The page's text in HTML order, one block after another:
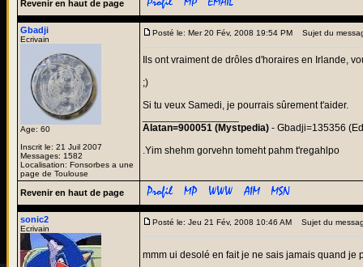
Revenir en haut de page
Gbadji
Ecrivain
Age: 60
Inscrit le: 21 Juil 2007
Messages: 1582
Localisation: Fonsorbes a une
page de Toulouse
Posté le: Mer 20 Fév, 2008 19:54 PM Sujet du
Ils ont vraiment de drôles d'horaires en Irlande,
;)
Si tu veux Samedi, je pourrais sûrement t'aider.
Alatan=900051 (Mystpedia) - Gbadji=135356
.Yim shehm gorvehn tomeht pahm t'regahlpo
Revenir en haut de page
sonic2
Ecrivain
Posté le: Jeu 21 Fév, 2008 10:46 AM Sujet du
mmm ui desolé en fait je ne sais jamais quand